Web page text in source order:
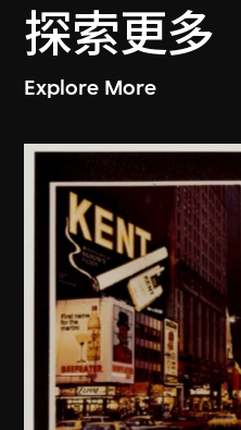
探索更多
Explore More